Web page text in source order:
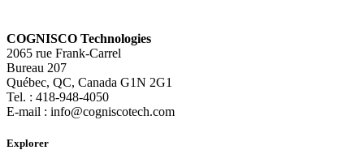
COGNISCO Technologies
2065 rue Frank-Carrel
Bureau 207
Québec, QC, Canada G1N 2G1
Tel. : 418-948-4050
E-mail : info@cogniscotech.com
Explorer